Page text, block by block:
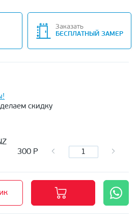
Заказать
БЕСПЛАТНЫЙ ЗАМЕР
скидку
300 Р